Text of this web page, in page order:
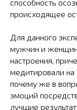
способность
происходящее
Для данного
мужчин и
настроения,
медитировали
почему же в
эмоций
лучшие